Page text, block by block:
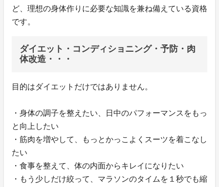
ど、理想の身体作りに必要な知識を兼ね備えている資格
です。
ダイエット・コンディショニング・予防・肉
体改造・・・
目的はダイエットだけではありません。
・身体の調子を整えたい、日中のパフォーマンスをもっ
と向上したい
・筋肉を増やして、もっとかっこよくスーツを着こなし
たい
・食事を整えて、体の内面からキレイになりたい
・もう少しだけ絞って、マラソンのタイムを１秒でも縮